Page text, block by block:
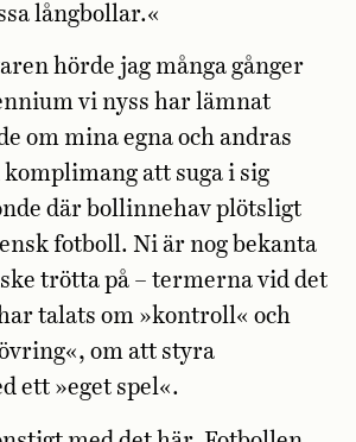
långbollar.«
hörde jag många gånger
vi nyss har lämnat
om mina egna och andras
komplimang att suga i sig
där bollinnehav plötsligt
fotboll. Ni är nog bekanta
trötta på – termerna vid det
talats om »kontroll« och
om att styra
ett »eget spel«.